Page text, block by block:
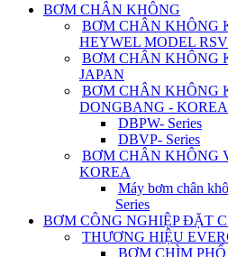
BƠM CHÂN KHÔNG
BƠM CHÂN KHÔNG
HEYWEL MODEL RSV
BƠM CHÂN KHÔNG
JAPAN
BƠM CHÂN KHÔNG
DONGBANG - KOREA
DBPW- Series
DBVP- Series
BƠM CHÂN KHÔNG
KOREA
Máy bơm chân
Series
BƠM CÔNG NGHIỆP ĐẶT
THƯƠNG HIỆU
BƠM CHÌM